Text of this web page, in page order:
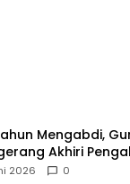
Mengabdi,
Akhiri
Ribu
2026 0